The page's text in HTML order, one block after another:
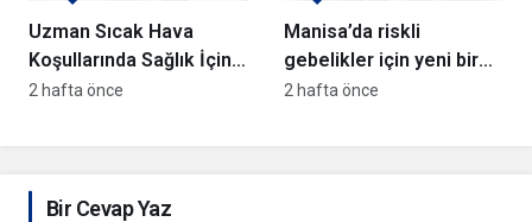
Uzman Sıcak Hava
Koşullarında Sağlık İçin
Uyarıda Bulundu
2 hafta önce
Manisa’da riskli
gebelikler için yeni bir
dönem başlıyor
2 hafta önce
Bir Cevap Yaz